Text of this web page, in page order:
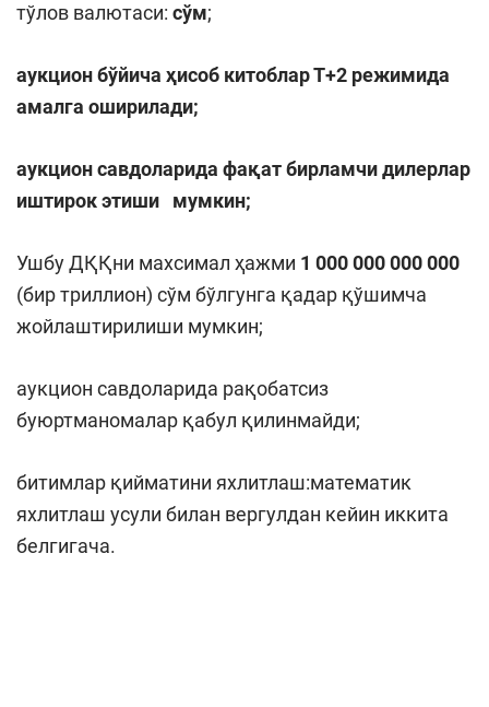
тўлов валютаси: сўм;
аукцион бўйича ҳисоб китоблар Т+2 режимида
амалга оширилади;
аукцион савдоларида фақат бирламчи дилерлар
иштирок этиши мумкин;
Ушбу ДҚҚни махсимал ҳажми 1 000 000 000 000
(бир триллион) сўм бўлгунга қадар қўшимча
жойлаштирилиши мумкин;
аукцион савдоларида рақобатсиз
буюртманомалар қабул қилинмайди;
битимлар қийматини яхлитлаш:математик
яхлитлаш усули билан вергулдан кейин иккита
белгигача.